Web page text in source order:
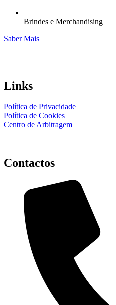
Brindes e Merchandising
Saber Mais
Links
Política de Privacidade
Política de Cookies
Centro de Arbitragem
Contactos